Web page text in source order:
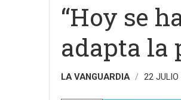
“Hoy se
adapta la
LA VANGUARDIA 22 JULIO